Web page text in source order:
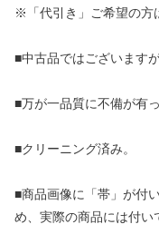
※「代引き」ご希望の方
■中古品ではございます
■万が一品質に不備が有
■クリーニング済み。
■商品画像に「帯」が付
め、実際の商品には付い